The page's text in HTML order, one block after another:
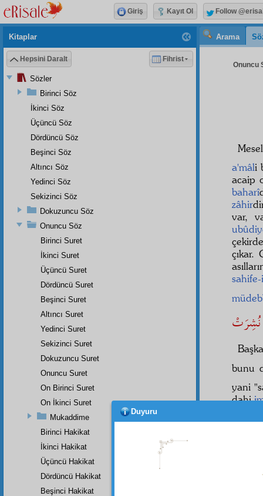
Arama
Onuncu
a'mâli
acaip
baharî
zâhir
var,
çıkar.
نُشِرَتْ
bunu
yani
dahi
Kitaplar
Hepsini Daralt Fihrist
Sözler
Birinci Söz
İkinci Söz
Üçüncü Söz
Dördüncü Söz
Beşinci Söz
Altıncı Söz
Yedinci Söz
Sekizinci Söz
Dokuzuncu Söz
Onuncu Söz
Birinci Suret
İkinci Suret
Üçüncü Suret
Dördüncü Suret
Beşinci Suret
Altıncı Suret
Yedinci Suret
Sekizinci Suret
Dokuzuncu Suret
Onuncu Suret
On Birinci Suret
On İkinci Suret
Mukaddime
Birinci Hakikat
İkinci Hakikat
Üçüncü Hakikat
Dördüncü Hakikat
Beşinci Hakikat
Giriş Kayıt Ol Follow
Duyuru